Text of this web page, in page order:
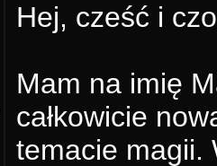
Hej, cześć i
Mam na imię
całkowicie
temacie magii.